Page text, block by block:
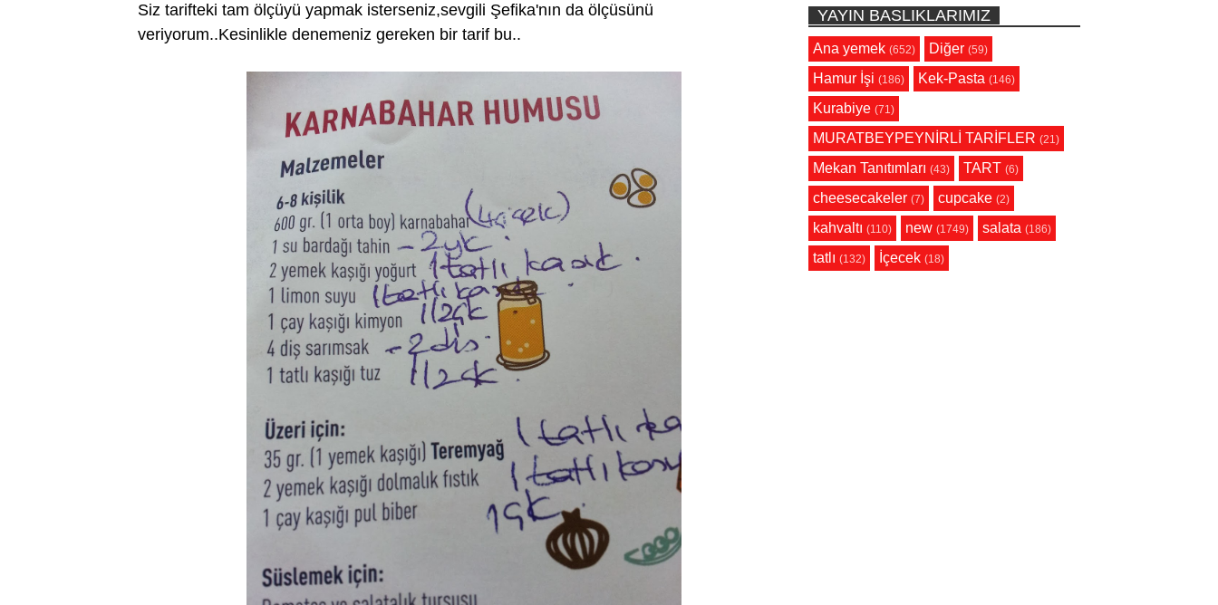
Siz tarifteki tam ölçüyü yapmak isterseniz,sevgili Şefika'nın da ölçüsünü
veriyorum..Kesinlikle denemeniz gereken bir tarif bu..
YAYIN BASLIKLARIMIZ
Ana yemek (652) Diğer (59)
Hamur İşi (186) Kek-Pasta (146)
Kurabiye (71)
MURATBEYPEYNİRLİ TARİFLER (21)
Mekan Tanıtımları (43) TART (6)
cheesecakeler (7) cupcake (2)
kahvaltı (110) new (1749) salata (186)
tatlı (132) İçecek (18)